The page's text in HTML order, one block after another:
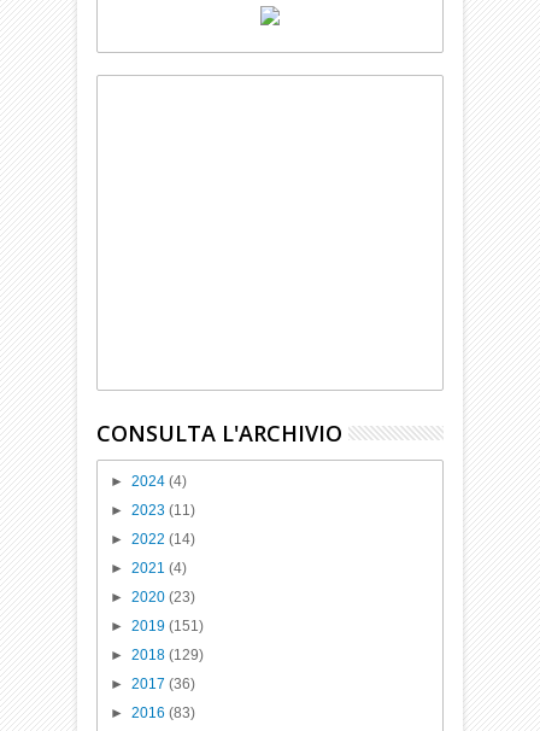
CONSULTA L'ARCHIVIO
►2024(4)
►2023(11)
►2022(14)
►2021(4)
►2020(23)
►2019(151)
►2018(129)
►2017(36)
►2016(83)